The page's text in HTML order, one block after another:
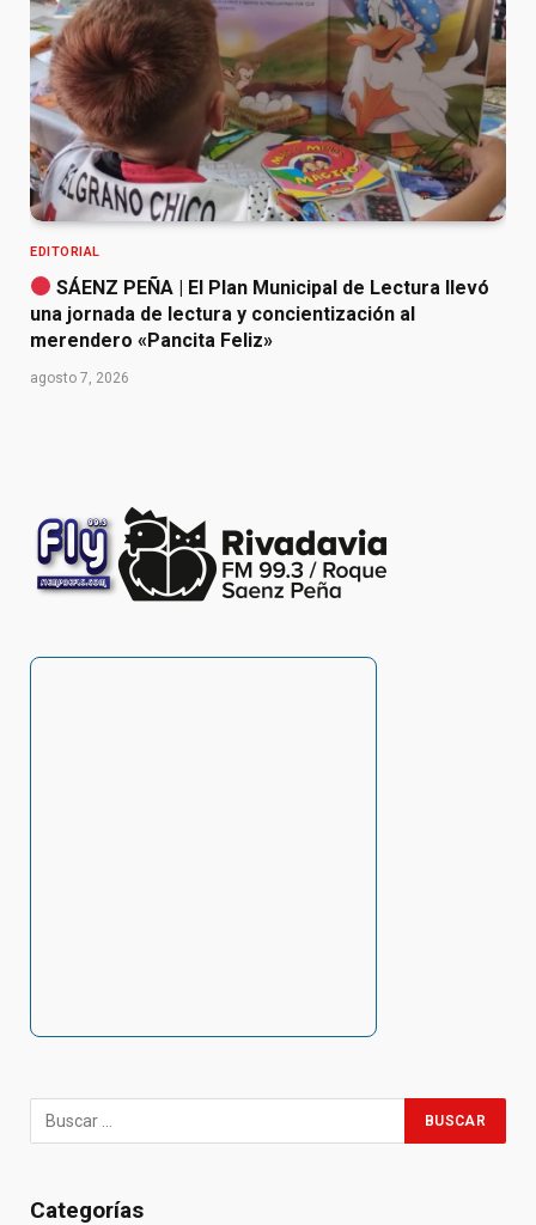
EDITORIAL
SÁENZ PEÑA | El Plan Municipal de Lectura llevó
una jornada de lectura y concientización al
merendero «Pancita Feliz»
agosto 7, 2026
Categorías